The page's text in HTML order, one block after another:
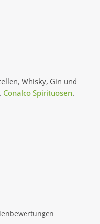
Whisky, Gin und
Conalco Spirituosen.